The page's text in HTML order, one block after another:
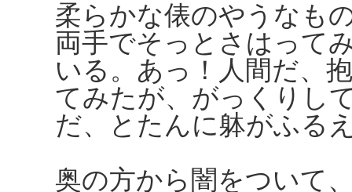
柔らかな俵のやうなも
両手でそっとさはって
いる。あっ！人間だ、
てみたが、がっくりし
だ、とたんに躰がふる
奥の方から闇をついて